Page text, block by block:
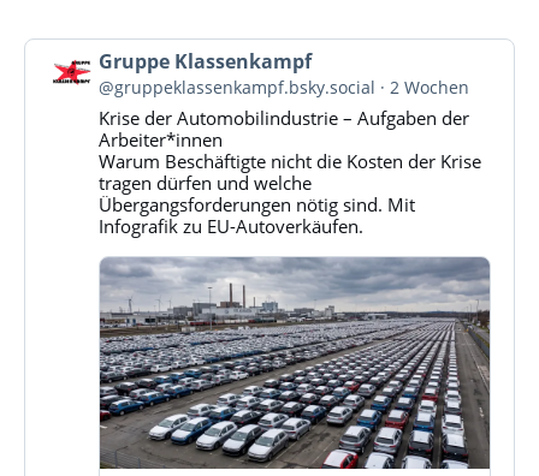
Beitrag
von
Gruppe
Klassenkampf
Bluesky
ansehen
Gruppe Klassenkampf
@gruppeklassenkampf.bsky.social 2 Wochen
Krise der Automobilindustrie – Aufgaben der
Arbeiter*innen
Warum Beschäftigte nicht die Kosten der Krise
tragen dürfen und welche
Übergangsforderungen nötig sind. Mit
Infografik zu EU-Autoverkäufen.